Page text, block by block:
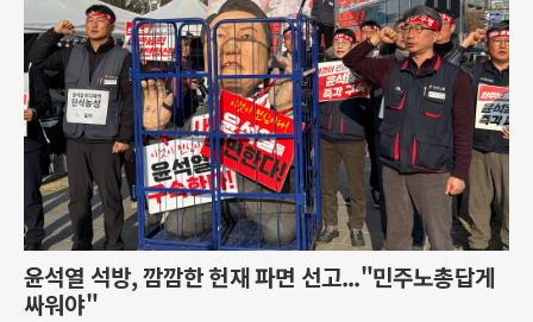
윤석열 석방, 깜깜한 헌재 파면 선고..."민주노총답게
싸워야"